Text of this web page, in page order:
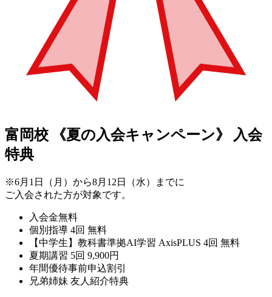
富岡校 《夏の入会キャンペーン》
入会
特典
※6月1日（月）から8月12日（水）までに
ご入会された方が対象です。
入会金無料
個別指導 4回 無料
【中学生】教科書準拠AI学習 AxisPLUS 4回 無料
夏期講習 5回 9,900円
年間優待事前申込割引
兄弟姉妹 友人紹介特典